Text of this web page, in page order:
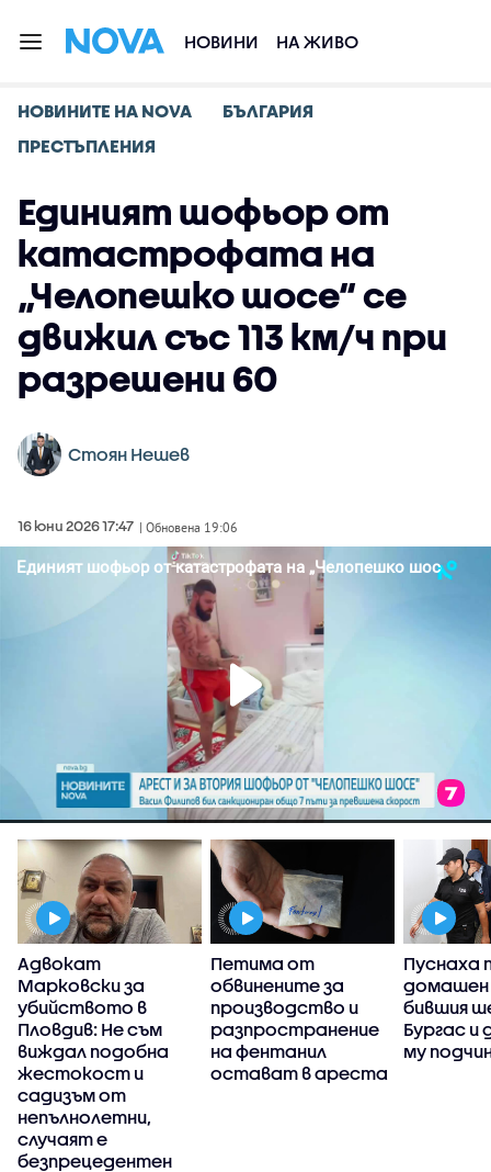
НОВИНИ НА ЖИВО
НОВИНИТЕ НА NOVA
БЪЛГАРИЯ
ПРЕСТЪПЛЕНИЯ
Единият шофьор от
катастрофата на
„Челопешко шосе“ се
движил със 113 км/ч при
разрешени 60
Стоян Нешев
16 юни 2026 17:47 | Обновена 19:06
Адвокат
Марковски за
убийството в
Пловдив: Не съм
виждал подобна
жестокост и
садизъм от
непълнолетни,
случаят е
безпрецедентен
Петима от
обвинените за
производство и
разпространение
на фентанил
остават в ареста
Пуснаха
бившия
Бургас
му